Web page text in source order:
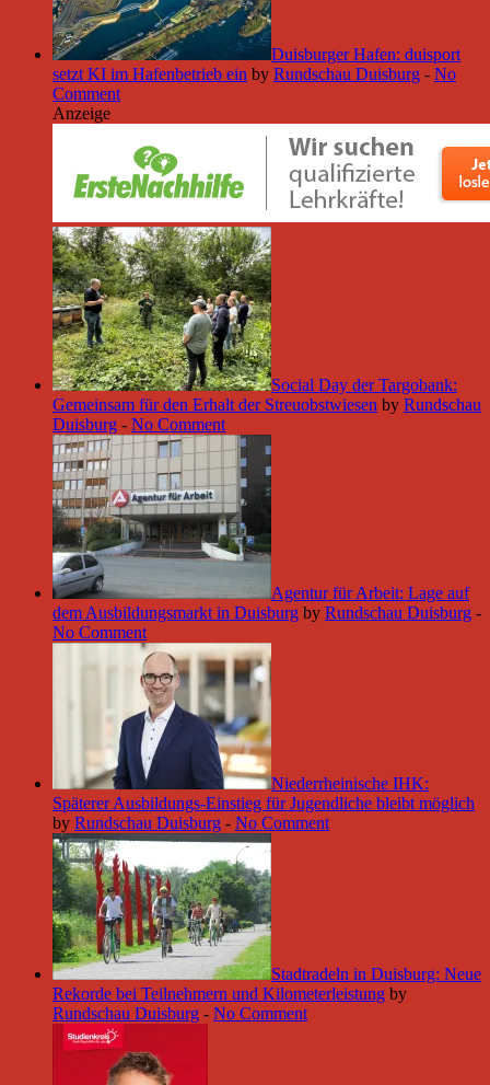
Duisburger Hafen: duisport
setzt KI im Hafenbetrieb ein by Rundschau Duisburg - No
Comment
Anzeige
Social Day der Targobank:
Gemeinsam für den Erhalt der Streuobstwiesen by Rundschau
Duisburg - No Comment
Agentur für Arbeit: Lage auf
dem Ausbildungsmarkt in Duisburg by Rundschau Duisburg -
No Comment
Niederrheinische IHK:
Späterer Ausbildungs-Einstieg für Jugendliche bleibt möglich
by Rundschau Duisburg - No Comment
Stadtradeln in Duisburg: Neue
Rekorde bei Teilnehmern und Kilometerleistung by
Rundschau Duisburg - No Comment